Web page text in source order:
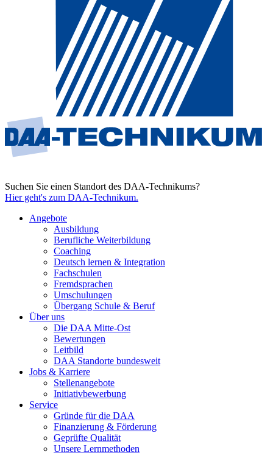
Suchen Sie einen Standort des DAA-Technikums?
Hier geht's zum DAA-Technikum.
Angebote
Ausbildung
Berufliche Weiterbildung
Coaching
Deutsch lernen & Integration
Fachschulen
Fremdsprachen
Umschulungen
Übergang Schule & Beruf
Über uns
Die DAA Mitte-Ost
Bewertungen
Leitbild
DAA Standorte bundesweit
Jobs & Karriere
Stellenangebote
Initiativbewerbung
Service
Gründe für die DAA
Finanzierung & Förderung
Geprüfte Qualität
Unsere Lernmethoden